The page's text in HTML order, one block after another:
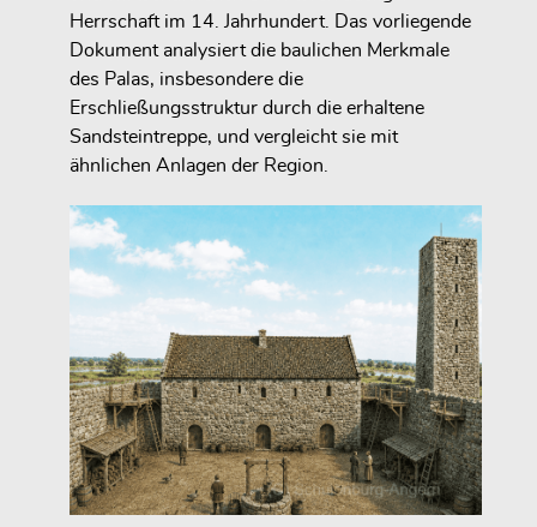
Herrschaft im 14. Jahrhundert. Das vorliegende
Dokument analysiert die baulichen Merkmale
des Palas, insbesondere die
Erschließungsstruktur durch die erhaltene
Sandsteintreppe, und vergleicht sie mit
ähnlichen Anlagen der Region.